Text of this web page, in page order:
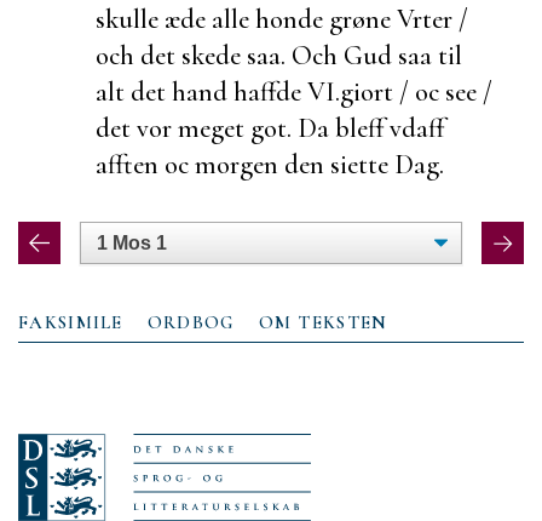
skulle æde alle honde grøne Vrter /
och det skede saa. Och Gud saa til
alt det hand haffdeVI.giort / oc see /
det vor meget got. Da bleff vdaff
afften oc morgen den siette Dag.
FAKSIMILE ORDBOG OM TEKSTEN